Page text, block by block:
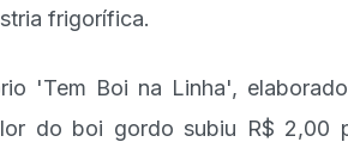
frigorífica.
'Tem Boi na Linha',
do boi gordo subiu R$ 2,00